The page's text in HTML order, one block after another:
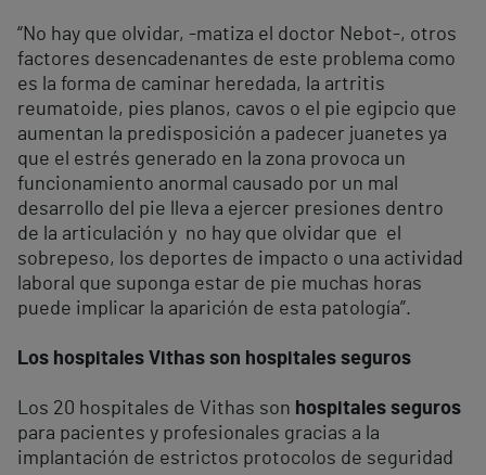
“No hay que olvidar, -matiza el doctor Nebot-, otros
factores desencadenantes de este problema como
es la forma de caminar heredada, la artritis
reumatoide, pies planos, cavos o el pie egipcio que
aumentan la predisposición a padecer juanetes ya
que el estrés generado en la zona provoca un
funcionamiento anormal causado por un mal
desarrollo del pie lleva a ejercer presiones dentro
de la articulación y no hay que olvidar que el
sobrepeso, los deportes de impacto o una actividad
laboral que suponga estar de pie muchas horas
puede implicar la aparición de esta patología”.
Los hospitales Vithas son hospitales seguros
Los 20 hospitales de Vithas son hospitales seguros
para pacientes y profesionales gracias a la
implantación de estrictos protocolos de seguridad